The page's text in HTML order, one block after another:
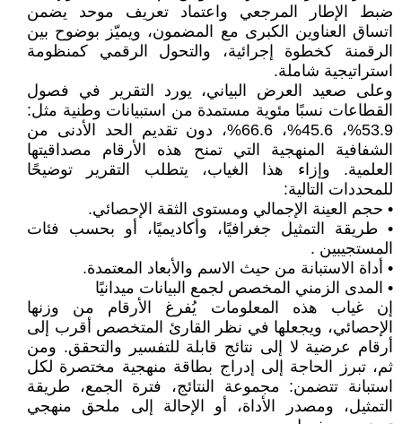
ضبط الإطار المرجعي واعتماد تعريف موحد يضمن
اتساق العناوين الكبرى مع المضمون، ويميّز بوضوح بين
الرقمنة كخطوة إجرائية، والتحول الرقمي كمنظومة
استراتيجية شاملة.
وعلى صعيد العرض البياني، يورد التقرير في فصول
القطاعات نسبًا مئوية مستمدة من استبيانات وطنية مثل:
53.9%، 45.6%، 66.6%، دون تقديم الحد الأدنى من
الشفافية المنهجية التي تمنح هذه الأرقام مصداقيتها
العلمية. وإزاء هذا الغياب، يتطلب التقرير توضيحًا
للمحددات التالية:
• حجم العينة الإجمالي ومستوى الثقة الإحصائي.
• طريقة التمثيل جغرافيًا، وأكاديميًا، أو بحسب فئات
المستجيبين .
• أداة الاستبانة من حيث الاسم والأبعاد المعتمدة.
• المدى الزمني المخصص لجمع البيانات ميدانيًا
إن غياب هذه المعلومات يُفرغ الأرقام من وزنها
الإحصائي، ويجعلها في نظر القارئ المتخصص أقرب إلى
أرقام عرضية لا إلى نتائج قابلة للتفسير والتحقق. ومن
ثم، تبرز الحاجة إلى إدراج بطاقة منهجية مختصرة لكل
استبانة تتضمن: مجموعة النتائج، فترة الجمع، طريقة
التمثيل، ومصدر الأداة، أو الإحالة إلى ملحق منهجي